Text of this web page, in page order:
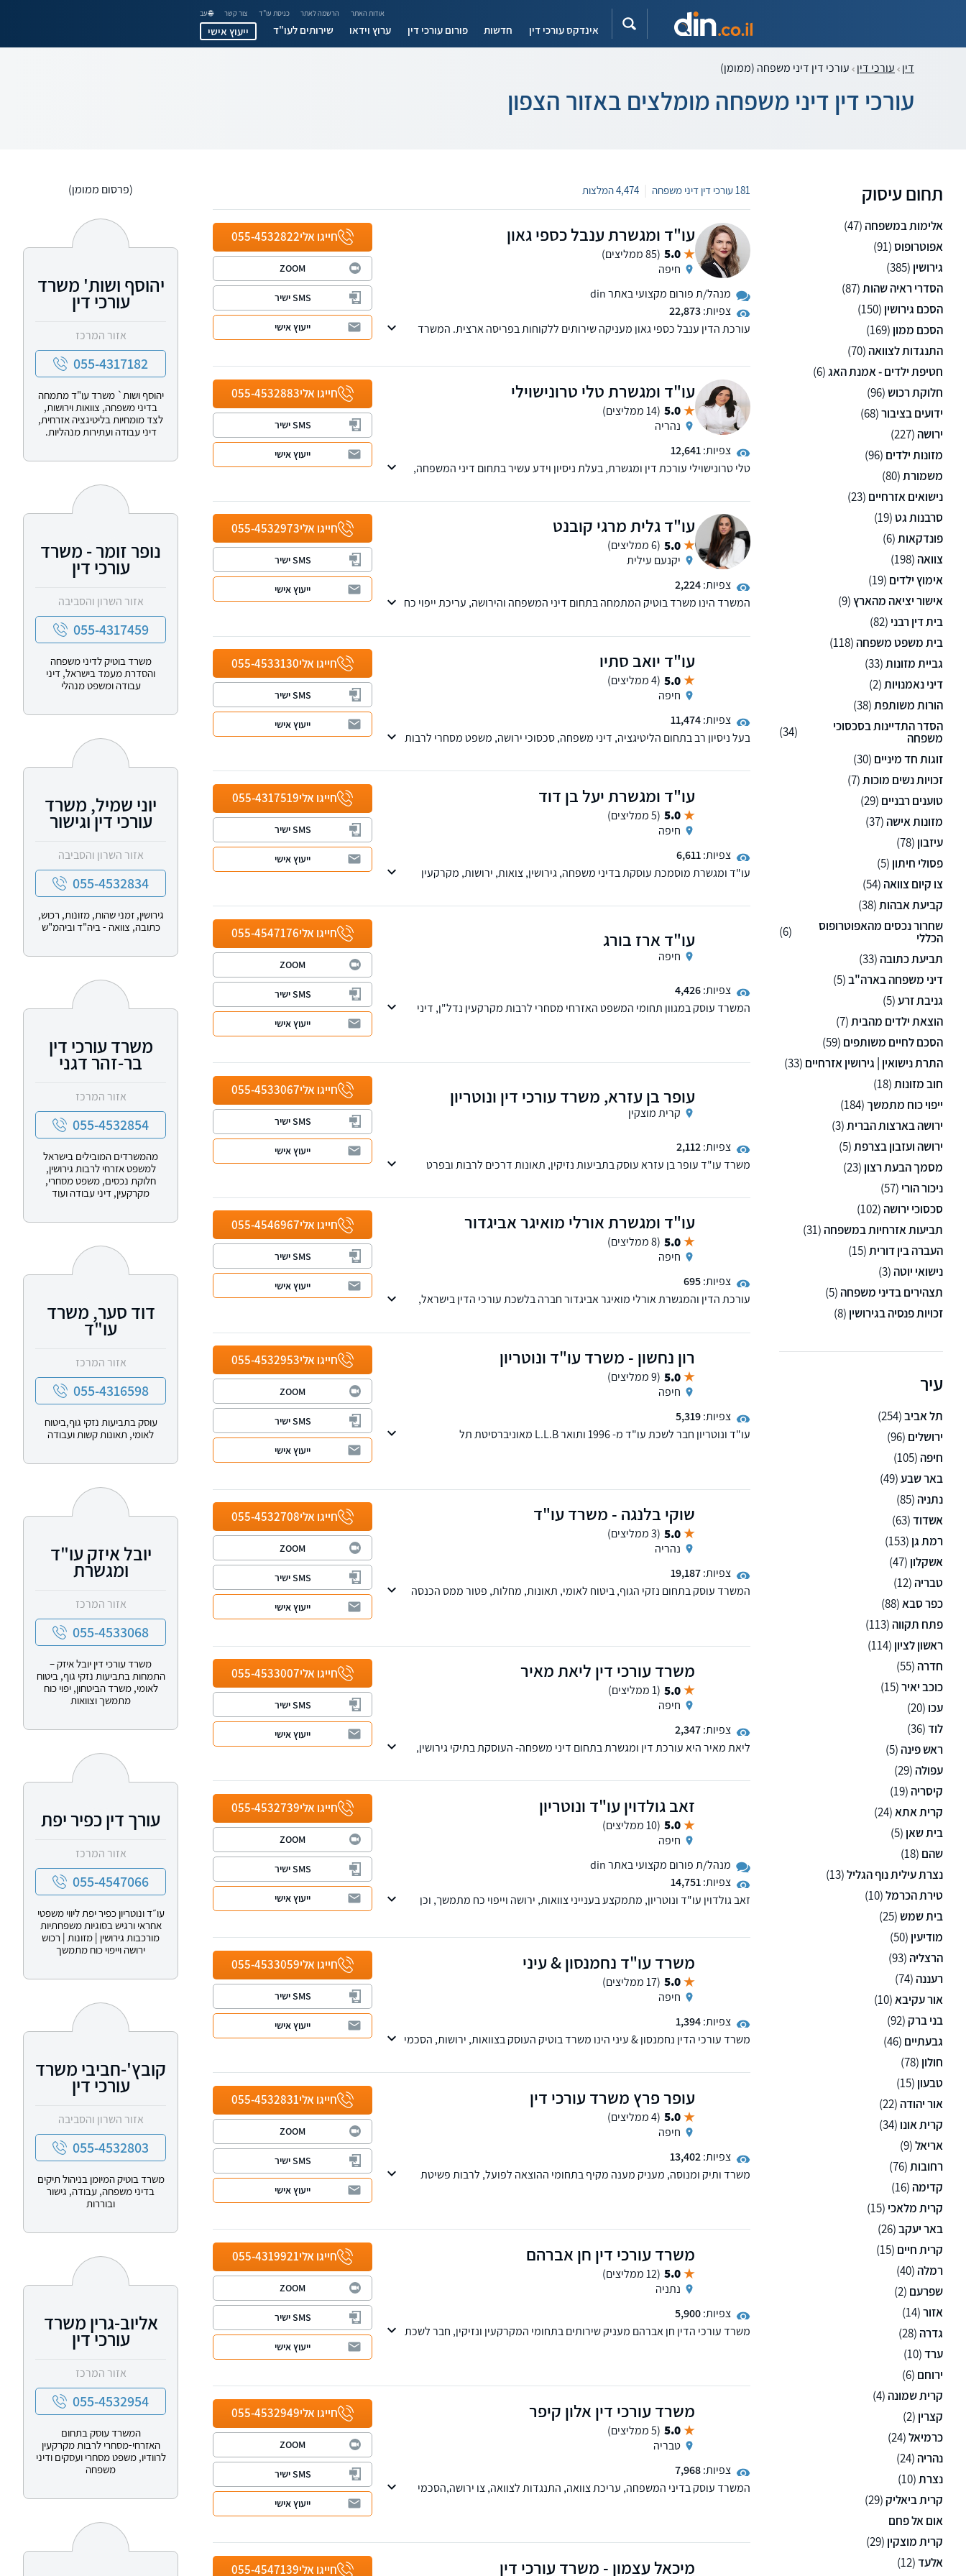
אודות האתר הרשמה לאתר כניסת עו"ד צור קשר 🌐 עב
אינדקס עורכי דין חדשות פורום עורכי דין ערוץ וידאו שירותים לעו"ד ייעוץ אישי
דין עורכי דין עורכי דין דיני משפחה (ממומן)
עורכי דין דיני משפחה מומלצים באזור הצפון
תחום עיסוק
אלימות במשפחה (47)
אפוטרופוס(91)
גירושין (385)
הסדרי ראיה שהות(87)
הסכם גירושין (150)
הסכם ממון (169)
התנגדות לצוואה (70)
חטיפת ילדים - אמנת האג(6)
חלוקת רכוש(96)
ידועים בציבור(68)
ירושה (227)
מזונות ילדים (96)
משמורת(80)
נישואים אזרחיים (23)
סרבנות גט(19)
פונדקאות(6)
צוואה (198)
אימוץ ילדים (19)
אישור יציאה מהארץ(9)
בית דין רבני (82)
בית משפט משפחה (118)
גביית מזונות(33)
דיני נאמנויות(2)
הורות משותפת(38)
הסדר התדיינות בסכסוכי
משפחה
(34)
זוגות חד מיניים (30)
זכויות נשים מוכות(7)
טוענים רבניים (29)
מזונות אישה (37)
עיזבון (78)
פסולי חיתון (5)
צו קיום צוואה (54)
קביעת אבהות(38)
שחרור נכסים מהאפוטרופוס
הכללי
(6)
תביעת כתובה (33)
דיני משפחה בארה"ב(5)
גניבת זרע(5)
הוצאת ילדים מהבית(7)
הסכם לחיים משותפים (59)
התרת נישואין | גירושין אזרחיים (33)
חוב מזונות(18)
ייפוי כוח מתמשך(184)
ירושה בארצות הברית(3)
ירושה ועזבון בצרפת(5)
מסמך הבעת רצון (23)
ניכור הורי (57)
סכסוכי ירושה (102)
תביעות אזרחיות במשפחה (31)
העברה בין דורית(15)
נישואי יוטה (3)
תצהירים בדיני משפחה (5)
זכויות פנסיה בגירושין (8)
עיר
תל אביב(254)
ירושלים (96)
חיפה (105)
באר שבע(49)
נתניה (85)
אשדוד(63)
רמת גן (153)
אשקלון (47)
טבריה (12)
כפר סבא(88)
פתח תקווה (113)
ראשון לציון (114)
חדרה (55)
כוכב יאיר(15)
עכו (20)
לוד(36)
ראש פינה (5)
עפולה (29)
קיסריה (19)
קרית אתא(24)
בית שאן (5)
שהם (18)
נצרת עילית נוף הגליל(13)
טירת הכרמל(10)
בית שמש(25)
מודיעין (50)
הרצליה (93)
רעננה (74)
אור עקיבא(10)
בני ברק(92)
גבעתיים (46)
חולון (78)
טבעון (15)
אור יהודה (22)
קרית אונו (34)
אריאל(9)
רחובות(76)
קדימה (16)
קרית מלאכי (15)
באר יעקב(26)
קרית חיים (15)
רמלה (40)
שפרעם (2)
אזור(14)
גדרה (28)
ערד(10)
ירוחם (6)
קרית שמונה (4)
קצרין (2)
כרמיאל(24)
נהריה (24)
נצרת(10)
קרית ביאליק(29)
אום אל פחם
קרית מוצקין (29)
אלעד(12)
181 עורכי דין דיני משפחה 4,474 המלצות
עו"ד ומגשרת ענבל כספי גאון
5.0 (85 ממליצים)
חיפה
מנהל/ת פורום מקצועי באתר din
צפיות:22,873
עורכת הדין ענבל כספי גאון מעניקה שירותים ללקוחות בפריסה ארצית. המשרד
חייגו אלי055-4532822
ZOOM
SMS ישיר
ייעוץ אישי
עו"ד ומגשרת טלי טרונישוילי
5.0 (14 ממליצים)
נהריה
צפיות:12,641
טלי טרונישוילי עורכת דין ומגשרת, בעלת ניסיון וידע עשיר בתחום דיני המשפחה,
חייגו אלי055-4532883
SMS ישיר
ייעוץ אישי
עו"ד גלית מרגי קובנט
5.0 (6 ממליצים)
יקנעם עילית
צפיות:2,224
המשרד הינו משרד בוטיק המתמחה בתחום דיני המשפחה והירושה, עריכת ייפוי כח
במשרד כל לקוח מקבל ליווי אישי צמוד וזמינות מלאה לכל אורך ההליך המשפטי.
חייגו אלי055-4532973
SMS ישיר
ייעוץ אישי
עו"ד יואב סתיו
5.0 (4 ממליצים)
חיפה
צפיות:11,474
בעל ניסיון רב בתחום הליטיגציה, דיני משפחה, סכסוכי ירושה, משפט מסחרי לרבות
חייגו אלי055-4533130
SMS ישיר
ייעוץ אישי
עו"ד ומגשרת יעל בן דוד
5.0 (5 ממליצים)
חיפה
צפיות:6,611
עו"ד ומגשרת מוסמכת עוסקת בדיני משפחה, גירושין, צואות, ירושות, מקרקעין
חייגו אלי055-4317519
SMS ישיר
ייעוץ אישי
עו"ד ארז בורג
חיפה
צפיות:4,426
המשרד עוסק במגוון תחומי המשפט האזרחי מסחרי לרבות מקרקעין נדל"ן, דיני
חייגו אלי055-4547176
ZOOM
SMS ישיר
ייעוץ אישי
עופר בן עזרא, משרד עורכי דין ונוטריון
קרית מוצקין
צפיות:2,112
משרד עו"ד עופר בן עזרא עוסק בתביעות נזיקין, תאונות דרכים לרבות ובפרט
חייגו אלי055-4533067
SMS ישיר
ייעוץ אישי
עו"ד ומגשרת אורלי מואיגר אביגדור
5.0 (8 ממליצים)
חיפה
צפיות:695
עורכת הדין והמגשרת אורלי מואיגר אביגדור חברה בלשכת עורכי הדין בישראל,
חייגו אלי055-4546967
SMS ישיר
ייעוץ אישי
רון נחשון - משרד עו"ד ונוטריון
5.0 (9 ממליצים)
חיפה
צפיות:5,319
עו"ד ונוטריון חבר לשכת עו"ד מ- 1996 ותואר L.L.B מאוניברסיטת תל
חייגו אלי055-4532953
ZOOM
SMS ישיר
ייעוץ אישי
שוקי בלנגה - משרד עו"ד
5.0 (3 ממליצים)
נהריה
צפיות:19,187
המשרד עוסק בתחום נזקי הגוף, ביטוח לאומי, תאונות, מחלות, פטור ממס הכנסה
חייגו אלי055-4532708
ZOOM
SMS ישיר
ייעוץ אישי
משרד עורכי דין ליאת מאיר
5.0 (1 ממליצים)
חיפה
צפיות:2,347
ליאת מאיר היא עורכת דין ומגשרת בתחום דיני משפחה- העוסקת בתיקי גירושין,
חייגו אלי055-4533007
SMS ישיר
ייעוץ אישי
זאב גולדוין עו"ד ונוטריון
5.0 (10 ממליצים)
חיפה
מנהל/ת פורום מקצועי באתר din
צפיות:14,751
זאב גולדוין עו"ד ונוטריון, מתמקצע בענייני צוואות, ירושה וייפוי כח מתמשך, וכן
חייגו אלי055-4532739
ZOOM
SMS ישיר
ייעוץ אישי
משרד עו"ד נחמנסון & עיני
5.0 (17 ממליצים)
חיפה
צפיות:1,394
משרד עורכי הדין נחמנסון & עיני הינו משרד בוטיק העוסק בצוואות, ירושות, הסכמי
חייגו אלי055-4533059
SMS ישיר
ייעוץ אישי
עופר פרץ משרד עורכי דין
5.0 (4 ממליצים)
חיפה
צפיות:13,402
משרד ותיק ומנוסה, מעניק מענה מקיף בתחומי ההוצאה לפועל, לרבות פשיטת
חייגו אלי055-4532831
ZOOM
SMS ישיר
ייעוץ אישי
משרד עורכי דין חן אברהם
5.0 (12 ממליצים)
נתניה
צפיות:5,900
משרד עורכי הדין חן אברהם מעניק שירותים בתחומי המקרקעין ונזיקין, חבר לשכת
חייגו אלי055-4319921
ZOOM
SMS ישיר
ייעוץ אישי
משרד עורכי דין אלון קיפר
5.0 (5 ממליצים)
טבריה
צפיות:7,968
המשרד עוסק בדיני המשפחה, עריכת צוואה, התנגדות לצוואה, צו ירושה,הסכמי
חייגו אלי055-4532949
ZOOM
SMS ישיר
ייעוץ אישי
מיכאל עצמון - משרד עורכי דין חייגו אלי055-4547139
(פרסום ממומן)
יהוסף ושות' משרד
עורכי דין
אזור המרכז
055-4317182
יהוסף ושות` משרד עו"ד מתמחה
בדיני משפחה, צוואות וירושות,
לצד מומחיות בליטיגציה אזרחית,
דיני עבודה ועתירות מנהליות.
נופר זומר - משרד
עורכי דין
אזור השרון והסביבה
055-4317459
משרד בוטיק לדיני משפחה
והסדרת מעמד בישראל, דיני
עבודה ומשפט מנהלי
יוני שמיל, משרד
עורכי דין וגישור
אזור השרון והסביבה
055-4532834
גירושין, זמני שהות, מזונות, רכוש,
כתובה, צוואה - ביה"ד וביהמ"ש
משרד עורכי דין
בר-זהר דגני
אזור המרכז
055-4532854
מהמשרדים המובילים בישראל
למשפט אזרחי לרבות גירושין,
חלוקת נכסים, משפט מסחרי,
מקרקעין, דיני עבודה ועוד
דוד סער, משרד
עו"ד
אזור המרכז
055-4316598
עוסק בתביעות נזקי גוף,ביטוח
לאומי, תאונות קשות ועבודה
יובל איזק עו"ד
ומגשרת
אזור המרכז
055-4533068
משרד עורכי דין יובל איזק –
התמחות בתביעות נזקי גוף, ביטוח
לאומי, משרד הביטחון, יפוי כוח
מתמשך וצוואות
עורך דין כפיר יפת
אזור המרכז
055-4547066
עו״ד ונוטריון כפיר יפת ליווי משפטי
אחראי ורגיש בסוגיות משפחתיות
מורכבות גירושין | מזונות | רכוש
ירושה וייפוי כוח מתמשך
קובץ'-חביבי משרד
עורכי דין
אזור השרון והסביבה
055-4532803
משרד בוטיק המיומן בניהול תיקים
בדיני משפחה, עבודה, גישור
ובוררות
אליוב-גרין משרד
עורכי דין
אזור המרכז
055-4532954
המשרד עוסק בתחום
האזרחי-מסחרי לרבות מקרקעין
לרוודיו, משפט מסחרי ועסקים ודיני
משפחה